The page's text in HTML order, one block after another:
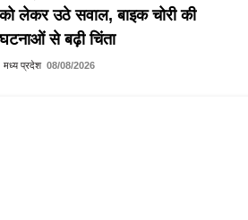
को लेकर उठे सवाल, बाइक चोरी की
घटनाओं से बढ़ी चिंता
मध्य प्रदेश 08/08/2026